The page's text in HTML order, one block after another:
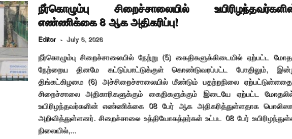
நீர்கொழும்பு சிறைச்சாலையில்
எண்ணிக்கை 8 ஆக அதிகரிப்பு!
Editor - July 6, 2026
நீர்கொழும்பு சிறைச்சாலையில் நேற்று (5) கைதிகளுக்கிடையில் ஏற்பட்ட
நேற்றைய தினமே கட்டுப்பாட்டுக்குள் கொண்டுவரப்பட்ட போதிலும்,
திங்கட்கிழமை (6) அச்சிறைச்சாலையில் மீண்டும் பதற்றநிலை
சிறைச்சாலை அதிகாரிகளுக்கும் கைதிகளுக்கும் இடையே ஏற்பட்ட
உயிரிழந்தவர்களின் எண்ணிக்கை 08 பேர் ஆக அதிகரித்துள்ளதாக
அறிவித்துள்ளனர். சிறைச்சாலை உத்தியோகத்தர்கள் உட்பட 08 பேர்
நிலையில்,...